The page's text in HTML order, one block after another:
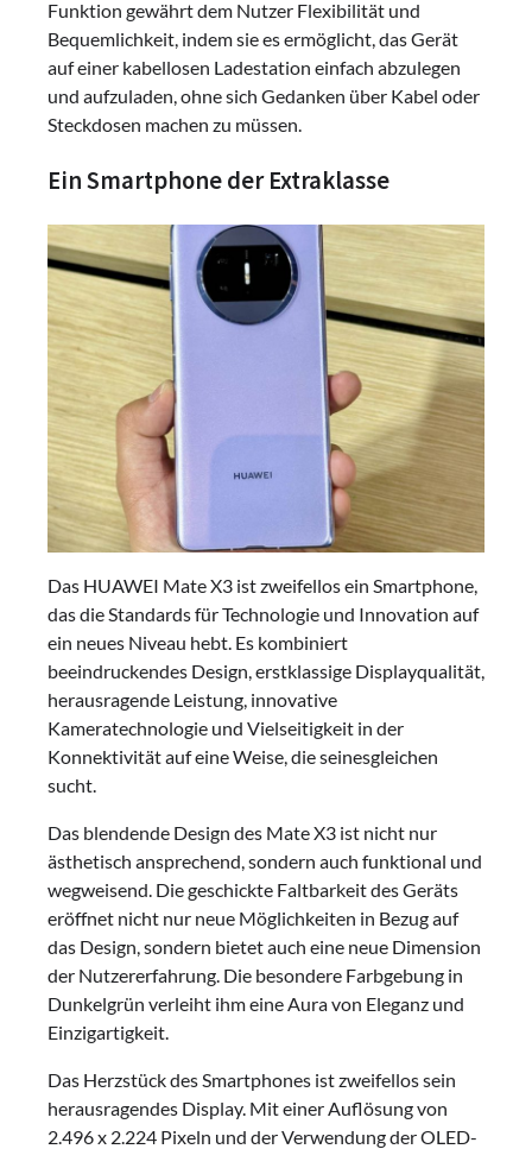
Funktion gewährt dem Nutzer Flexibilität und
Bequemlichkeit, indem sie es ermöglicht, das Gerät
auf einer kabellosen Ladestation einfach abzulegen
und aufzuladen, ohne sich Gedanken über Kabel oder
Steckdosen machen zu müssen.
Ein Smartphone der Extraklasse
Das HUAWEI Mate X3 ist zweifellos ein Smartphone,
das die Standards für Technologie und Innovation auf
ein neues Niveau hebt. Es kombiniert
beeindruckendes Design, erstklassige Displayqualität,
herausragende Leistung, innovative
Kameratechnologie und Vielseitigkeit in der
Konnektivität auf eine Weise, die seinesgleichen
sucht.
Das blendende Design des Mate X3 ist nicht nur
ästhetisch ansprechend, sondern auch funktional und
wegweisend. Die geschickte Faltbarkeit des Geräts
eröffnet nicht nur neue Möglichkeiten in Bezug auf
das Design, sondern bietet auch eine neue Dimension
der Nutzererfahrung. Die besondere Farbgebung in
Dunkelgrün verleiht ihm eine Aura von Eleganz und
Einzigartigkeit.
Das Herzstück des Smartphones ist zweifellos sein
herausragendes Display. Mit einer Auflösung von
2.496 x 2.224 Pixeln und der Verwendung der OLED-